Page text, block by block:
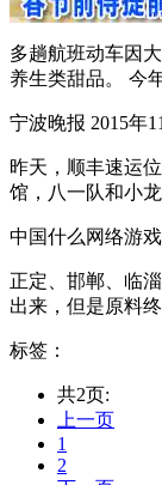
多趟航班动车因
养生类甜品。 今
宁波晚报 2015年
昨天，顺丰速运
馆，八一队和小
中国什么网络游
正定、邯郸、临
出来，但是原料
标签：
共2页:
上一页
1
2